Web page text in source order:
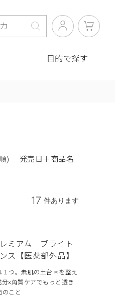
目的で探す
) 発売日＋商品名
17 件あります
ミアム ブライト
【医薬部外品】
１つ。素肌の土台＊を整え
×角質ケアでもっと透き
のこと